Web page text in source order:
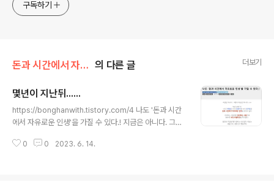
구독하기
돈과 시간에서 자유로운 인생 의 다른 글 더보기
몇년이 지난뒤......
https://bonghanwith.tistory.com/4 나도 '돈과 시간
에서 자유로운 인생'을 가질 수 있다.! 지금은 아니다. 그렇
동반자와 나의 친구들과 돈과 시간에서 자유로운 인생을
0 0 2023. 6. 14.